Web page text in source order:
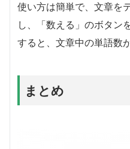
使い方は簡単で、文章を
し、「数える」のボタン
すると、文章中の単語数
まとめ